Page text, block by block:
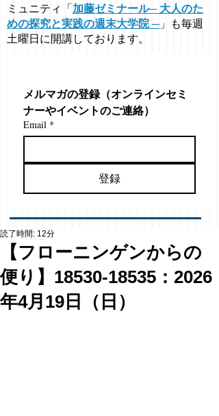
ミュニティ「 加藤ゼミナール─ 大人のた
めの探究と実践の週末大学院 ─」も毎週
土曜日に開講しております。
メルマガの登録（オンラインセミ
ナーやイベントのご連絡）
Email *
登録
【フローニンゲンからの
便り】18530-18535：2026
年4月19日（日）
読了時間: 12分